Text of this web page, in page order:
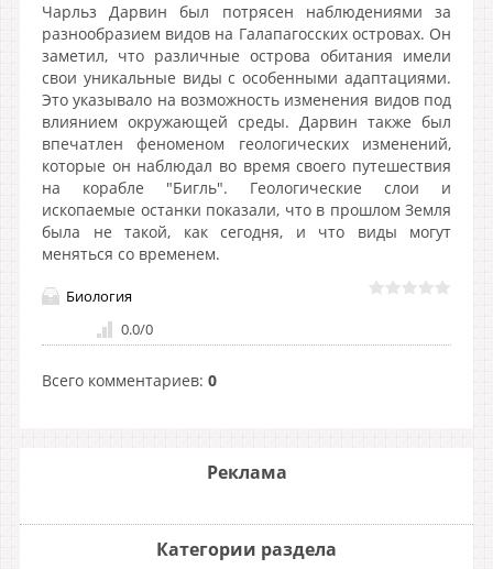
Чарльз Дарвин был потрясен наблюдениями за
разнообразием видов на Галапагосских островах. Он
заметил, что различные острова обитания имели
свои уникальные виды с особенными адаптациями.
Это указывало на возможность изменения видов под
влиянием окружающей среды. Дарвин также был
впечатлен феноменом геологических изменений,
которые он наблюдал во время своего путешествия
на корабле "Бигль". Геологические слои и
ископаемые останки показали, что в прошлом Земля
была не такой, как сегодня, и что виды могут
меняться со временем.
Биология
0.0/0
Всего комментариев: 0
Реклама
Категории раздела